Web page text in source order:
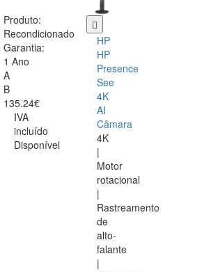
Produto:
Recondicionado
Garantia:
1 Ano
A
B
135.24€
IVA
incluído
Disponível
HP
HP
Presence
See
4K
AI
Câmara
4K
|
Motor
rotacional
|
Rastreamento
de
alto-
falante
|